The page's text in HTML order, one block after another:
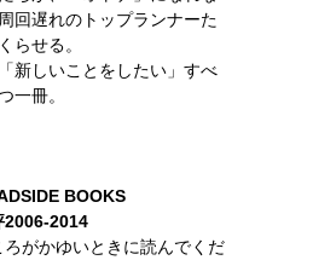
回遅れのトップランナーた
らせる。
新しいことをしたい」すべ
一冊。
BOOKS
2006-2014
ろがかゆいときに読んでくだ